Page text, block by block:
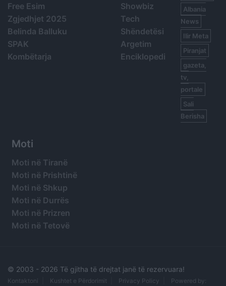
Free Esim
Zgjedhjet 2025
Belinda Balluku
SPAK
Kombëtarja
Showbiz
Tech
Shëndetësi
Argetim
Enciklopedi
Albania
News
Ilir Meta
Piranjat
gazeta,
tv,
portale
Sali
Berisha
Moti
Moti në Tiranë
Moti në Prishtinë
Moti në Shkup
Moti në Durrës
Moti në Prizren
Moti në Tetovë
© 2003 - 2026 Të gjitha të drejtat janë të rezervuara!
Kontaktoni Kushtet e Përdorimit Privacy Policy Powered by: